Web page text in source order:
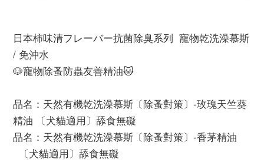
日本柿味清フレーバー抗菌除臭系列 寵物乾洗澡慕斯
/ 免沖水
🐶寵物除蚤防蟲友善精油🐱
品名：天然有機乾洗澡慕斯〔除蚤對策〕-玫瑰天竺葵
精油 〔犬貓適用〕舔食無礙
品名：天然有機乾洗澡慕斯〔除蚤對策〕-香茅精油
〔犬貓適用〕舔食無礙